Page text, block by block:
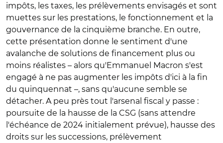
impôts, les taxes, les prélèvements envisagés et sont
muettes sur les prestations, le fonctionnement et la
gouvernance de la cinquième branche. En outre,
cette présentation donne le sentiment d'une
avalanche de solutions de financement plus ou
moins réalistes – alors qu'Emmanuel Macron s'est
engagé à ne pas augmenter les impôts d'ici à la fin
du quinquennat –, sans qu'aucune semble se
détacher. A peu près tout l'arsenal fiscal y passe :
poursuite de la hausse de la CSG (sans attendre
l'échéance de 2024 initialement prévue), hausse des
droits sur les successions, prélèvement